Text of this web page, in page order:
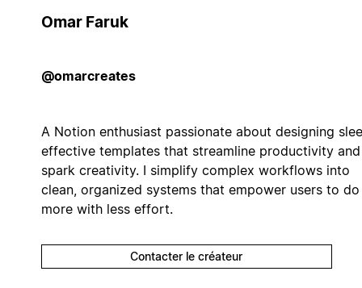
Omar Faruk
@omarcreates
A Notion enthusiast passionate about designing
effective templates that streamline productivity and
spark creativity. I simplify complex workflows into
clean, organized systems that empower users to do
more with less effort.
Contacter le créateur